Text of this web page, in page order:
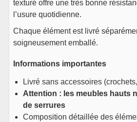
texturé offre une très bonne
l’usure quotidienne.
Chaque élément est livré
soigneusement emballé.
Informations importantes
Livré sans accessoires
Attention : les meubles hauts
de serrures
Composition détaillée des